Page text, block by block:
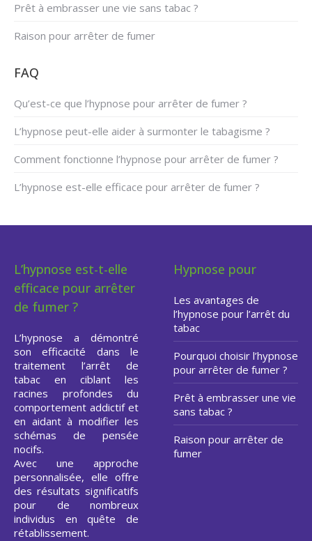
Prêt à embrasser une vie sans tabac ?
Raison pour arrêter de fumer
FAQ
Qu’est-ce que l’hypnose pour arrêter de fumer ?
L’hypnose peut-elle aider à surmonter le tabagisme ?
Comment fonctionne l’hypnose pour arrêter de fumer ?
L’hypnose est-elle efficace pour arrêter de fumer ?
L’hypnose est-t-elle
efficace pour arrêter
de fumer ?
L’hypnose a démontré
son efficacité dans le
traitement l’arrêt de
tabac en ciblant les
racines profondes du
comportement addictif et
en aidant à modifier les
schémas de pensée
nocifs.
Avec une approche
personnalisée, elle offre
des résultats significatifs
pour de nombreux
individus en quête de
rétablissement.
Hypnose pour
Les avantages de
l’hypnose pour l’arrêt du
tabac
Pourquoi choisir l’hypnose
pour arrêter de fumer ?
Prêt à embrasser une vie
sans tabac ?
Raison pour arrêter de
fumer